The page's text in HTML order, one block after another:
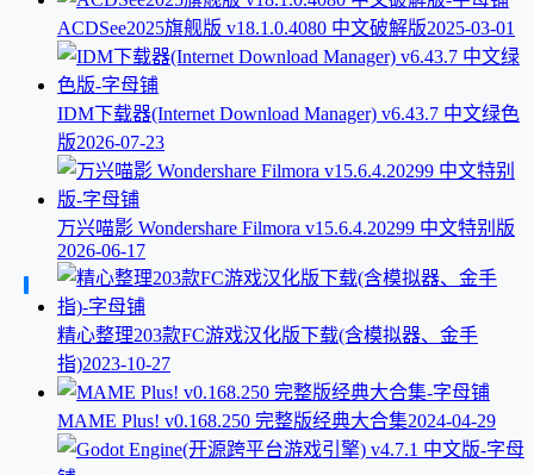
ACDSee2025旗舰版 v18.1.0.4080 中文破解版2025-03-01
IDM下载器(Internet Download Manager) v6.43.7 中文绿色
版2026-07-23
万兴喵影 Wondershare Filmora v15.6.4.20299 中文特别版
2026-06-17
精心整理203款FC游戏汉化版下载(含模拟器、金手
指)2023-10-27
MAME Plus! v0.168.250 完整版经典大合集2024-04-29